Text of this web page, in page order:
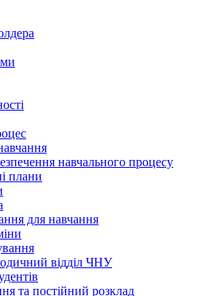
навчального процесу
плани
для навчання
відділ ЧНУ
та постійний розклад